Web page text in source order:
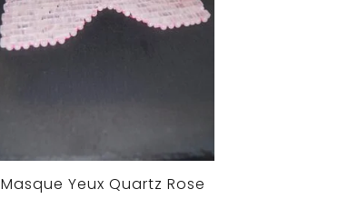
Masque Yeux Quartz Rose